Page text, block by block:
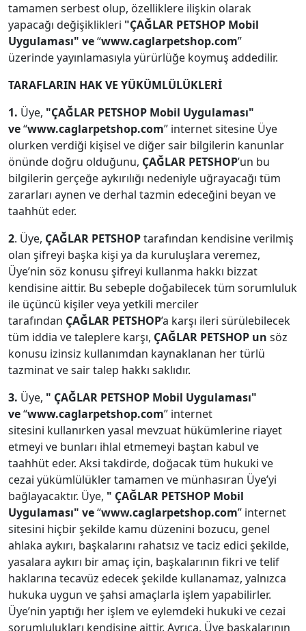
tamamen serbest olup, özelliklere ilişkin olarak
yapacağı değişiklikleri "ÇAĞLAR PETSHOP Mobil
Uygulaması" ve“www.caglarpetshop.com”
üzerinde yayınlamasıyla yürürlüğe koymuş addedilir.
TARAFLARIN HAK VE YÜKÜMLÜLÜKLERİ
1. Üye, "ÇAĞLAR PETSHOP Mobil Uygulaması"
ve“www.caglarpetshop.com” internet sitesine Üye
olurken verdiği kişisel ve diğer sair bilgilerin kanunlar
önünde doğru olduğunu, ÇAĞLAR PETSHOP’un bu
bilgilerin gerçeğe aykırılığı nedeniyle uğrayacağı tüm
zararları aynen ve derhal tazmin edeceğini beyan ve
taahhüt eder.
2. Üye, ÇAĞLAR PETSHOPtarafından kendisine verilmiş
olan şifreyi başka kişi ya da kuruluşlara veremez,
Üye’nin söz konusu şifreyi kullanma hakkı bizzat
kendisine aittir. Bu sebeple doğabilecek tüm sorumluluk
ile üçüncü kişiler veya yetkili merciler
tarafından ÇAĞLAR PETSHOP’a karşı ileri sürülebilecek
tüm iddia ve taleplere karşı, ÇAĞLAR PETSHOP un söz
konusu izinsiz kullanımdan kaynaklanan her türlü
tazminat ve sair talep hakkı saklıdır.
3. Üye, " ÇAĞLAR PETSHOP Mobil Uygulaması"
ve“www.caglarpetshop.com” internet
sitesini kullanırken yasal mevzuat hükümlerine riayet
etmeyi ve bunları ihlal etmemeyi baştan kabul ve
taahhüt eder. Aksi takdirde, doğacak tüm hukuki ve
cezai yükümlülükler tamamen ve münhasıran Üye’yi
bağlayacaktır. Üye, " ÇAĞLAR PETSHOP Mobil
Uygulaması" ve“www.caglarpetshop.com” internet
sitesini hiçbir şekilde kamu düzenini bozucu, genel
ahlaka aykırı, başkalarını rahatsız ve taciz edici şekilde,
yasalara aykırı bir amaç için, başkalarının fikri ve telif
haklarına tecavüz edecek şekilde kullanamaz, yalnızca
hukuka uygun ve şahsi amaçlarla işlem yapabilirler.
Üye’nin yaptığı her işlem ve eylemdeki hukuki ve cezai
sorumlulukları kendisine aittir. Ayrıca, Üye başkalarının